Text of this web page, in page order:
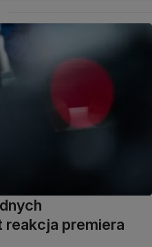
reakcja premiera